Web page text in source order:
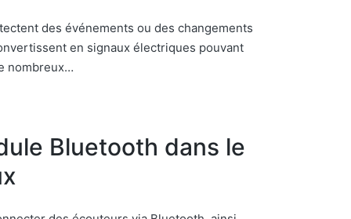
des événements ou des changements
en signaux électriques pouvant
nombreux…
Bluetooth dans le